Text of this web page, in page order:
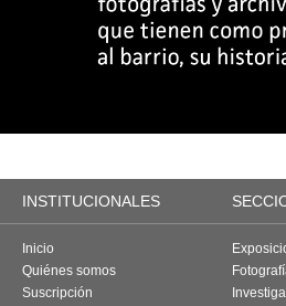
INSTITUCIONALES
Inicio
Quiénes somos
Suscripción